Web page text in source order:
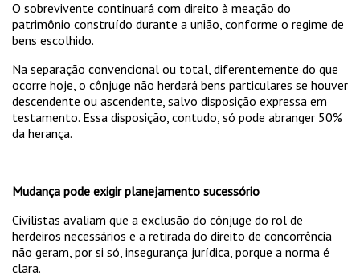
O sobrevivente continuará com direito à meação do
patrimônio construído durante a união, conforme o regime de
bens escolhido.
Na separação convencional ou total, diferentemente do que
ocorre hoje, o cônjuge não herdará bens particulares se houver
descendente ou ascendente, salvo disposição expressa em
testamento. Essa disposição, contudo, só pode abranger 50%
da herança.
Mudança pode exigir planejamento sucessório
Civilistas avaliam que a exclusão do cônjuge do rol de
herdeiros necessários e a retirada do direito de concorrência
não geram, por si só, insegurança jurídica, porque a norma é
clara.